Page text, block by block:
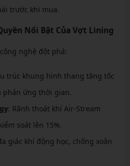
trước khi mua.
Nổi Bật Của Vợt Lining
nghệ đột phá:
trúc khung hình thang tăng tốc
phản ứng thời gian.
: Rãnh thoát khí Air-Stream
soát lên 15%.
giác khí động học, chống xoắn